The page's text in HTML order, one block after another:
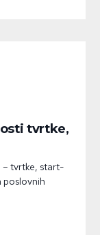
tvrtke,
– tvrtke, start-
poslovnih